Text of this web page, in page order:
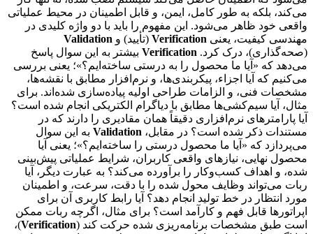
می‌کند، بلکه به طور کامل، ایمن، و قابل اطمینان در محیط عملیاتی
واقعی خود ظاهر می‌شود. این مفهوم را باید با دو واژه کلیدی در
مهندسی کیفیت، یعنی Verification (تأیید) و Validation
(صحه‌گذاری)، درک کرد. Verification بیشتر به این سوال پاسخ
می‌دهد که «آیا ما محصول را به درستی ساخته‌ایم؟»؛ یعنی بررسی
می‌کنیم که آیا اجزاء، پیکربندی‌ها، و نرم‌افزار مطابق با نقشه‌ها،
مشخصات فنی، و الزامات طراحی اولیه پیاده‌سازی شده‌اند. برای
مثال، آیا سیم‌کشی‌ها مطابق با دیاگرام الکتریکی انجام شده است؟
آیا پارامترهای نرم‌افزاری دقیقاً همان مقادیری را دارند که در
مستندات ذکر شده است؟ در مقابل، Validation به این سوال
می‌پردازد که «آیا ما محصول درستی را ساخته‌ایم؟»؛ یعنی آیا
محصول نهایی، نیازهای واقعی کاربران، شرایط عملیاتی پیش‌بینی
شده، و اهداف کسب‌وکار را برآورده می‌کند؟ به عبارت دیگر، آیا
ربات می‌تواند وظایف محول شده را با دقت، سرعت، و اطمینان
مورد انتظار در خط تولید انجام دهد؟ آیا رابط کاربری آن برای
اپراتورها قابل فهم و کارآمد است؟ برای مثال، اگرچه ربات ممکن
است طبق مشخصات برنامه‌ریزی شده حرکت کند (Verification)،